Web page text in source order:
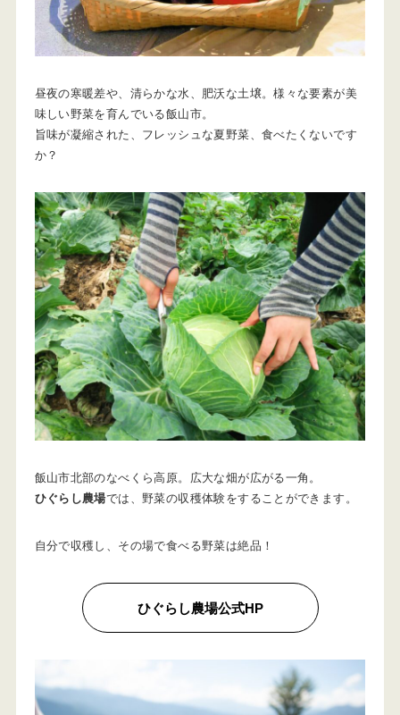
昼夜の寒暖差や、清らかな水、肥沃な土壌。様々な要素が美
味しい野菜を育んでいる飯山市。
旨味が凝縮された、フレッシュな夏野菜、食べたくないです
か？
飯山市北部のなべくら高原。広大な畑が広がる一角。
ひぐらし農場では、野菜の収穫体験をすることができます。
自分で収穫し、その場で食べる野菜は絶品！
ひぐらし農場公式HP